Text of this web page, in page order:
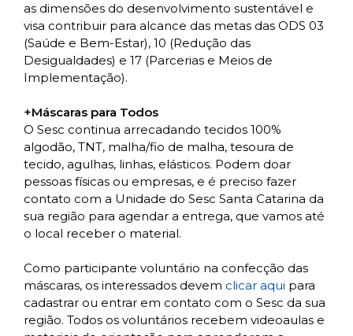
as dimensões do desenvolvimento sustentável e
visa contribuir para alcance das metas das ODS 03
(Saúde e Bem-Estar), 10 (Redução das
Desigualdades) e 17 (Parcerias e Meios de
Implementação).
+Máscaras para Todos
O Sesc continua arrecadando tecidos 100%
algodão, TNT, malha/fio de malha, tesoura de
tecido, agulhas, linhas, elásticos. Podem doar
pessoas físicas ou empresas, e é preciso fazer
contato com a Unidade do Sesc Santa Catarina da
sua região para agendar a entrega, que vamos até
o local receber o material.
Como participante voluntário na confecção das
máscaras, os interessados devem clicar aqui para
cadastrar ou entrar em contato com o Sesc da sua
região. Todos os voluntários recebem videoaulas e